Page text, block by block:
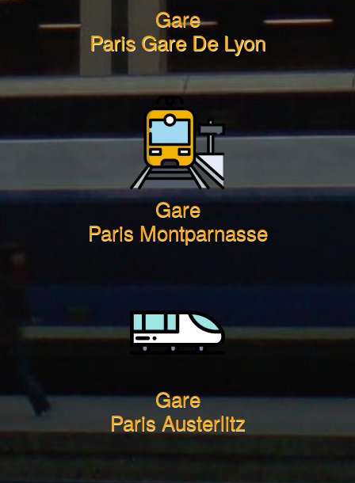
Gare
Paris Gare De Lyon
Gare
Paris Montparnasse
Gare
Paris Austerlitz